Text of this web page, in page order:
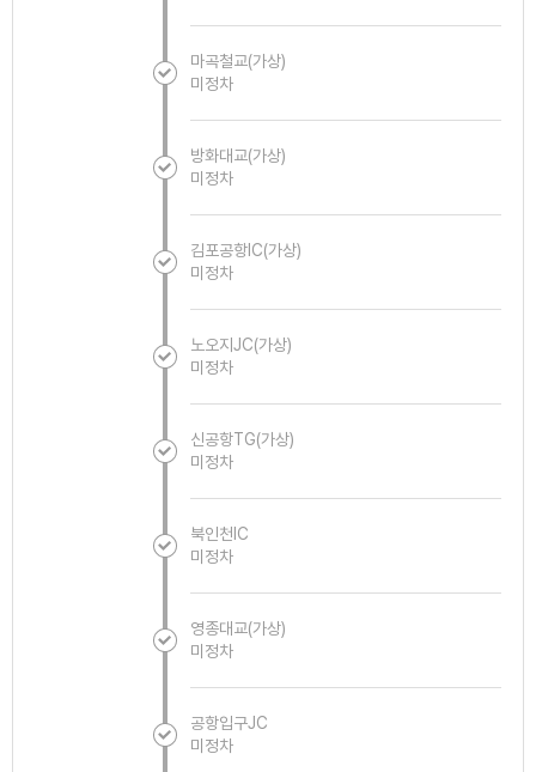
마곡철교(가상)
미정차
방화대교(가상)
미정차
김포공항IC(가상)
미정차
노오지JC(가상)
미정차
신공항TG(가상)
미정차
북인천IC
미정차
영종대교(가상)
미정차
공항입구JC
미정차